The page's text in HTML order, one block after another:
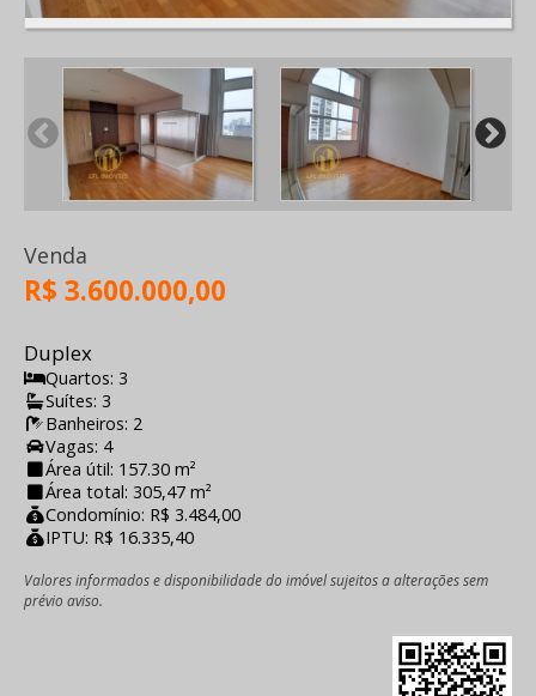
Venda
R$ 3.600.000,00
Duplex
Quartos: 3
Suítes: 3
Banheiros: 2
Vagas: 4
Área útil: 157.30 m²
Área total: 305,47 m²
Condomínio: R$ 3.484,00
IPTU: R$ 16.335,40
Valores informados e disponibilidade do imóvel sujeitos a alterações sem
prévio aviso.